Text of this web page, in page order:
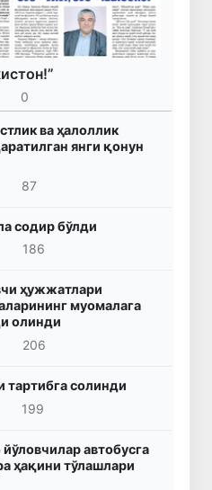
0
ва ҳалоллик
янги қонун
87
содир бўлди
186
ҳужжатлари
муомалага
олинди
206
тартибга солинди
199
автобусга
ҳақини тўлашлари